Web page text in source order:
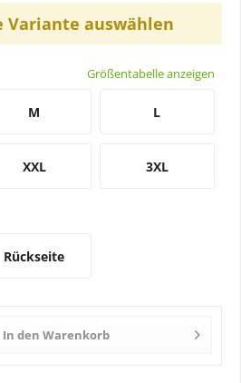
Variante auswählen
Größentabelle anzeigen
M L
XXL 3XL
Rückseite
In den Warenkorb